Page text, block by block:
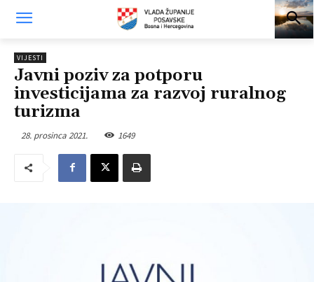
VIJESTI
Javni poziv za potporu
investicijama za razvoj ruralnog
turizma
28. prosinca 2021. 1649